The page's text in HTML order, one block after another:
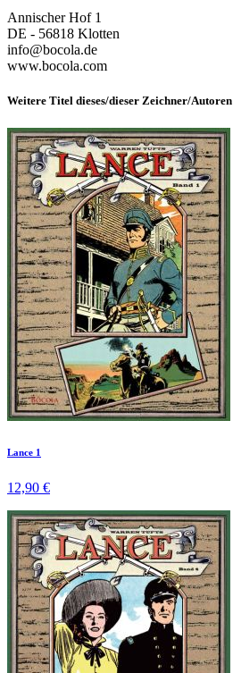
Annischer Hof 1
DE - 56818 Klotten
info@bocola.de
www.bocola.com
Weitere Titel dieses/dieser Zeichner/Autoren
Lance 1
12,90 €